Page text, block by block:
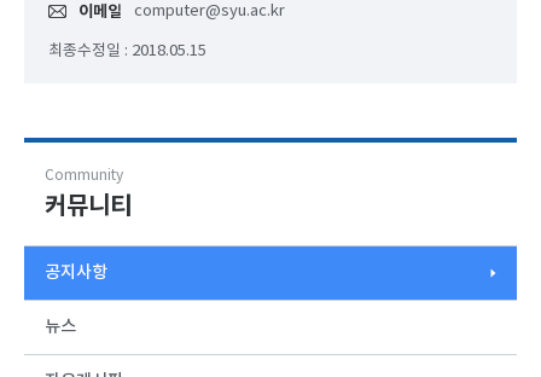
이메일 computer@syu.ac.kr
최종수정일 : 2018.05.15
Community
커뮤니티
공지사항
뉴스